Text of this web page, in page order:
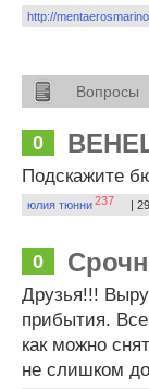
http://
Вопросы
0
Подскажите
юлия тюнни237 |
0
Друзья!!!
прибытия.
как можно
не слишком